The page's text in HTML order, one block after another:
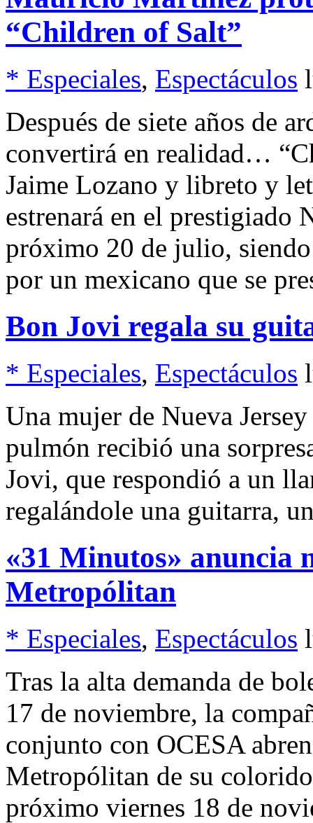
“Children of Salt”
* Especiales, Espectáculos
Después de siete años de
convertirá en realidad…
Jaime Lozano y libreto y
estrenará en el
próximo 20 de julio,
por un mexicano que se
Bon Jovi regala su
* Especiales, Espectáculos
Una mujer de Nueva
pulmón recibió una
Jovi, que respondió a un
regalándole una guitarra,
«31 Minutos» anuncia
Metropólitan
* Especiales, Espectáculos
Tras la alta demanda de
17 de noviembre, la
conjunto con OCESA
Metropólitan de su
próximo viernes 18 de